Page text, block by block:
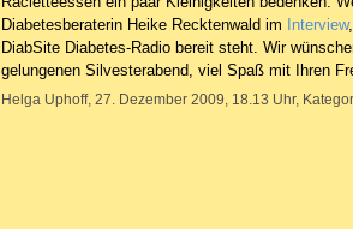
Diabetesberaterin Heike Recktenwald im
Interview
DiabSite Diabetes-Radio bereit steht. Wir
gelungenen Silvesterabend, viel Spaß mit Ihren
Helga Uphoff, 27. Dezember 2009, 18.13 Uhr,